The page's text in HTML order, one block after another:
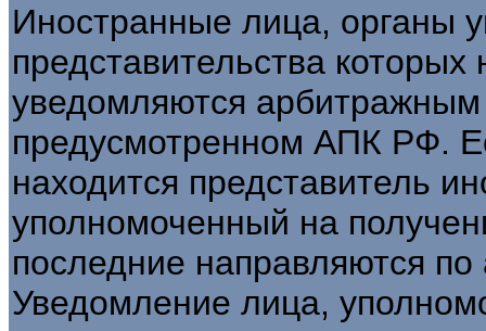
Иностранные лица, органы
представительства
уведомляются
предусмотренном АПК РФ.
находится представитель
уполномоченный на
последние направляются
Уведомление лица,